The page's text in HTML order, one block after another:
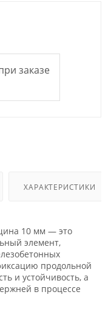
заказе
ХАРАКТЕРИСТИКИ
10 мм — это
элемент,
продольной
и устойчивость, а
в процессе